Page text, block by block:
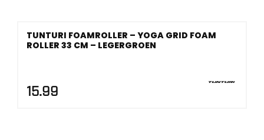
TUNTURI FOAMROLLER – YOGA GRID FOAM
ROLLER 33 CM – LEGERGROEN
15.99